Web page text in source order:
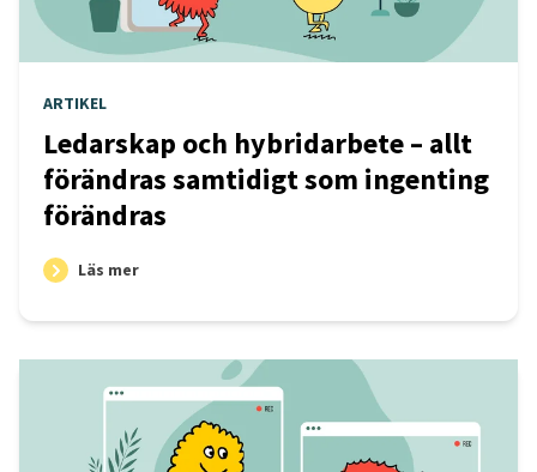
ARTIKEL
Ledarskap och hybridarbete – allt
förändras samtidigt som ingenting
förändras
Läs mer